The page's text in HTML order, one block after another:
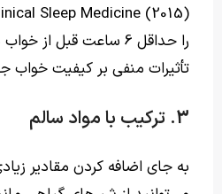
را حداقل 6 ساعت قبل از
تأثیرات منفی بر کیفیت خواب
3. ترکیب با مواد سالم
به جای اضافه کردن مقادیر